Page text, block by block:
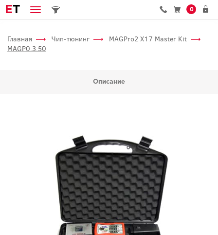
ET 0
Главная Чип-тюнинг
MAGPro2 X17 Master Kit
MAGP0.3.50
Описание